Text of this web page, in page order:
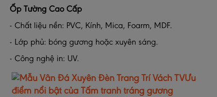
Ốp Tường Cao Cấp
- Chất liệu nền: PVC, Kính, Mica, Foarm, MDF.
- Lớp phủ: bóng gương hoặc xuyên sáng.
- Công nghệ in: UV.
Ưu
điểm nổi bật của Tấm tranh tráng gương